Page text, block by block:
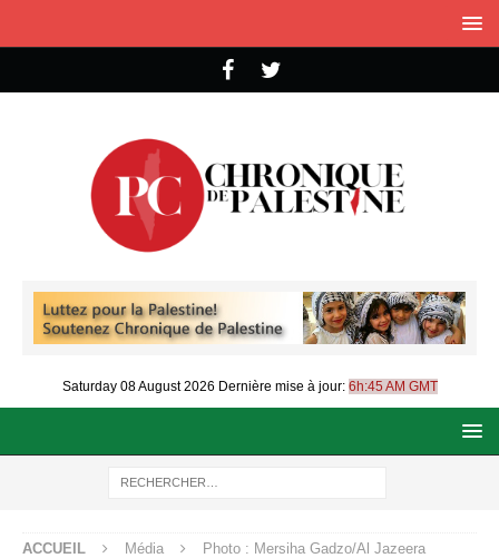
Saturday 08 August 2026 Dernière mise à jour: 6h:45 AM GMT
ACCUEIL Média Photo : Mersiha Gadzo/Al Jazeera